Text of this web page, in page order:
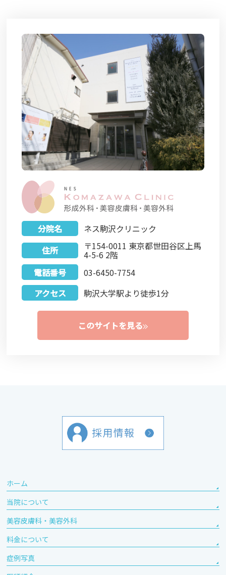
分院名
ネス駒沢クリニック
住所
〒154-0011 東京都世田谷区上馬
4-5-6 2階
電話番号
03-6450-7754
アクセス
駒沢大学駅より徒歩1分
このサイトを見る
ホーム
当院について
美容皮膚科・美容外科
料金について
症例写真